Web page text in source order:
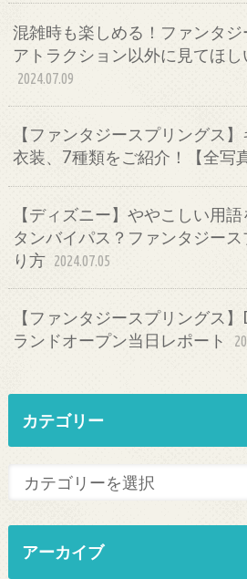
混雑時も楽しめる！ファンタジ
アトラクション以外に見てほ
2024.07.09
【ファンタジースプリングス
衣装、7種類をご紹介！【全写
【ディズニー】ややこしい用
タンバイパス？ファンタジー
り方 2024.07.05
【ファンタジースプリングス
ランドオープン当日レポート
カテゴリー
アーカイブ